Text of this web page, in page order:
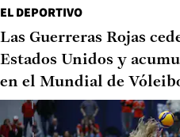
EL DEPORTIVO
Las Guerreras Rojas
Estados Unidos y
en el Mundial de